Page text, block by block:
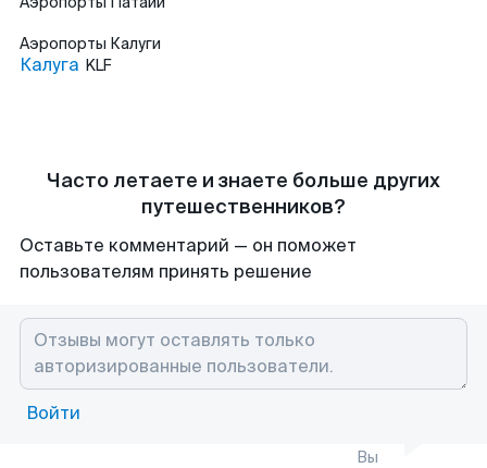
Аэропорты Калуги
Калуга KLF
Часто летаете и знаете больше других
путешественников?
Оставьте комментарий — он поможет
пользователям принять решение
Войти
Вы